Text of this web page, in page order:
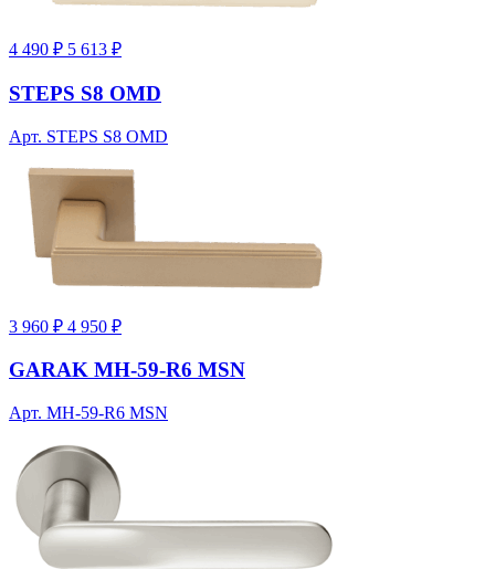
4 490 ₽ 5 613 ₽
STEPS S8 OMD
Арт. STEPS S8 OMD
3 960 ₽ 4 950 ₽
GARAK MH-59-R6 MSN
Арт. MH-59-R6 MSN